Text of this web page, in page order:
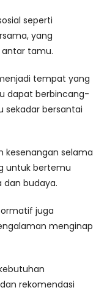
seperti
yang
tamu.
tempat yang
dapat berbincang-
sekadar bersantai
kesenangan selama
untuk bertemu
budaya.
juga
menginap
rekomendasi